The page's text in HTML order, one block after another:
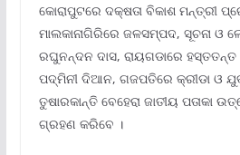
କୋରାପୁଟରେ ଦକ୍ଷତା ବିକାଶ ମନ୍ତ୍ରୀ
ମାଲକାନାଗିରିରେ ଜଳସମ୍ପଦ, ସୂଚନା ଓ
ରଘୁନନ୍ଦନ ଦାସ, ରାୟଗଡାରେ
ପଦ୍ମିନୀ ଦିଆନ, ଗଜପତିରେ କ୍ରୀଡା ଓ
ତୁଷାରକାନ୍ତି ବେହେରା ଜାତୀୟ ପତାକା
ଗ୍ରହଣ କରିବେ ।